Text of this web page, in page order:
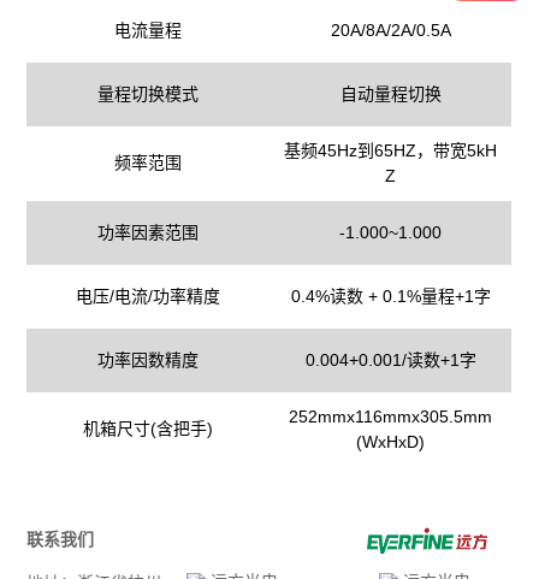
电流量程 20A/8A/2A/0.5A
量程切换模式 自动量程切换
频率范围
基频45Hz到65HZ，带宽5kH
Z
功率因素范围 -1.000~1.000
电压/电流/功率精度 0.4%读数 + 0.1%量程+1字
功率因数精度 0.004+0.001/读数+1字
机箱尺寸(含把手)
252mmx116mmx305.5mm
(WxHxD)
联系我们